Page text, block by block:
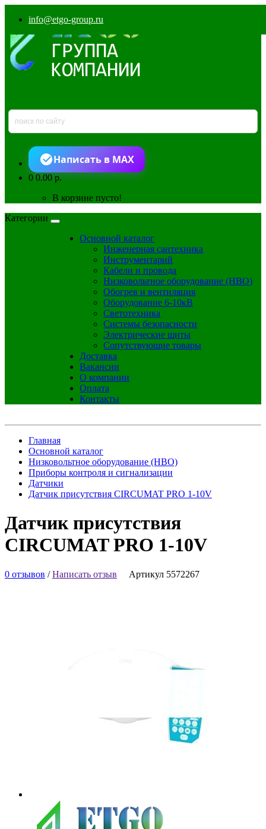
info@etgo-group.ru
Написать в MAX
00.00 р.
В корзине пусто!
Категории
Основной каталог
Инженерная сантехника
Инструментарий
Кабели и провода
Низковольтное оборудование (НВО)
Обогрев и вентиляция
Оборудование 6-10кВ
Светотехника
Системы безопасности
Электрические щиты
Сопутствующие товары
Доставка
Вакансии
О компании
Оплата
Контакты
Главная
Основной каталог
Низковольтное оборудование (НВО)
Приборы контроля и сигнализации
Датчики
Датчик присутствия CIRCUMAT PRO 1-10V
Датчик присутствия
CIRCUMAT PRO 1-10V
0 отзывов /Написать отзыв Артикул 5572267